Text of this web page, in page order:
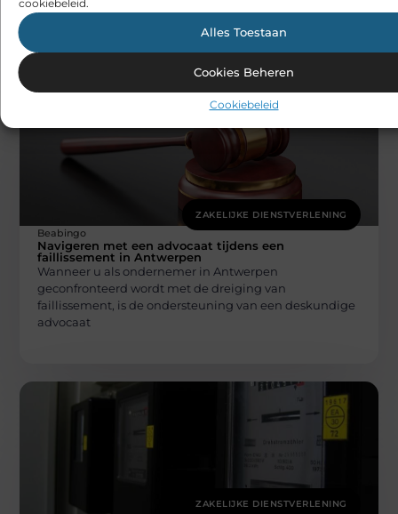
cookiebeleid.
Alles Toestaan
Cookies Beheren
Cookiebeleid
een wereld vol plezier
ZAKELIJKE DIENSTVERLENING
Beabingo
Navigeren met een advocaat tijdens een
faillissement in Antwerpen
Wanneer u als ondernemer in Antwerpen
geconfronteerd wordt met de dreiging van
faillissement, is de ondersteuning van een deskundige
advocaat
ZAKELIJKE DIENSTVERLENING